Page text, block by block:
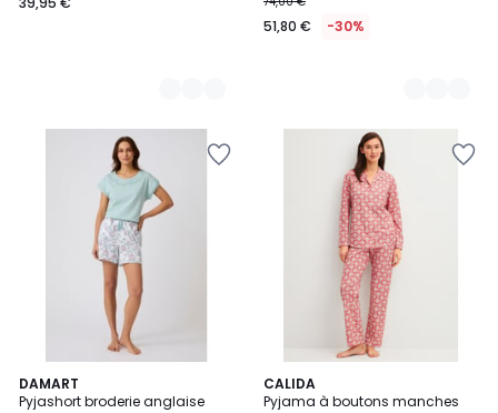
51,80 € -30%
DAMART
Pyjashort broderie anglaise
2
Couleurs
CALIDA
Pyjama à boutons manches